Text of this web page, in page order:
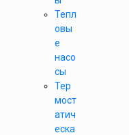
Тепл
овы
е
насо
сы
Тер
мост
атич
еска